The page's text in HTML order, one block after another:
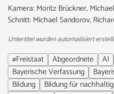
Kamera: Moritz Brückner,
Schnitt: Michael Sandorov,
Untertitel wurden automatisiert erstellt
#Freistaat Abgeordnete AI
Bayerische Verfassung
Bildung
Bildung für